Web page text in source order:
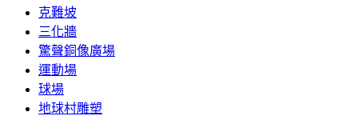
克難坡
三化牆
驚聲銅像廣場
運動場
球場
地球村雕塑